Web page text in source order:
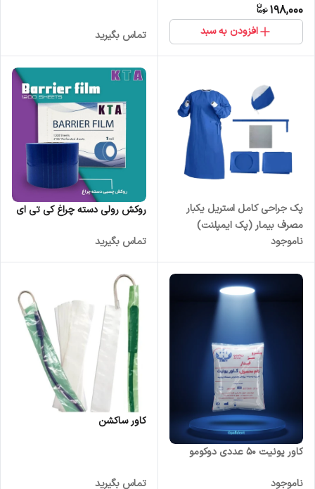
198,000
افزودن به سبد تماس بگیرید
پک جراحی کامل استریل یکبار
مصرف بیمار (پک ایمپلنت)
ناموجود
روکش رولی دسته چراغ کی تی ای
تماس بگیرید
کاور یونیت 50 عددی دوکومو
ناموجود
کاور ساکشن
تماس بگیرید